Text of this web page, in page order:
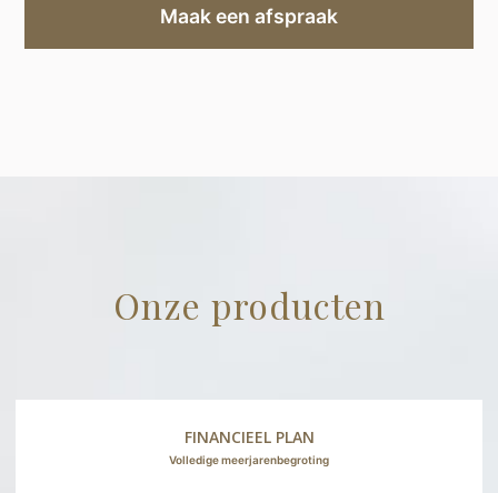
Maak een afspraak
Onze producten
FINANCIEEL PLAN
Volledige meerjarenbegroting